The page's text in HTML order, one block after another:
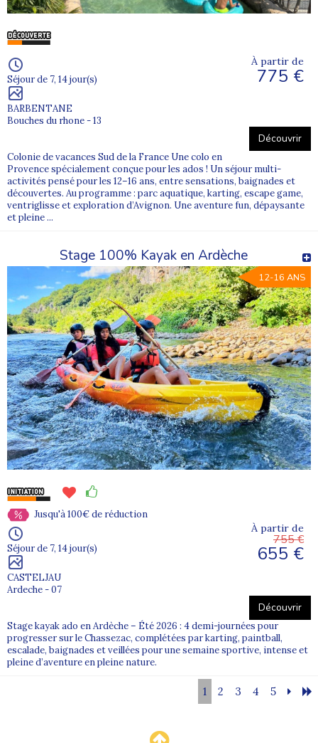
Séjour de 7, 14 jour(s)
BARBENTANE
Bouches du rhone - 13
À partir de
775 €
Découvrir
Colonie de vacances Sud de la France Une colo en
Provence spécialement conçue pour les ados ! Un séjour multi-
activités pensé pour les 12–16 ans, entre sensations, baignades et
découvertes. Au programme : parc aquatique, karting, escape game,
ventriglisse et exploration d’Avignon. Une aventure fun, dépaysante
et pleine ...
Stage 100% Kayak en Ardèche
12-16 ANS
Jusqu'à 100€ de réduction
Séjour de 7, 14 jour(s)
CASTELJAU
Ardeche - 07
À partir de
755 €
655 €
Découvrir
Stage kayak ado en Ardèche – Été 2026 : 4 demi-journées pour
progresser sur le Chassezac, complétées par karting, paintball,
escalade, baignades et veillées pour une semaine sportive, intense et
pleine d’aventure en pleine nature.
1 2 3 4 5